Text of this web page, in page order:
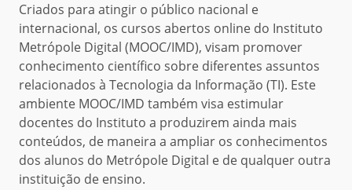
Criados para atingir o público nacional e
internacional, os cursos abertos online do Instituto
Metrópole Digital (MOOC/IMD), visam promover
conhecimento científico sobre diferentes assuntos
relacionados à Tecnologia da Informação (TI). Este
ambiente MOOC/IMD também visa estimular
docentes do Instituto a produzirem ainda mais
conteúdos, de maneira a ampliar os conhecimentos
dos alunos do Metrópole Digital e de qualquer outra
instituição de ensino.